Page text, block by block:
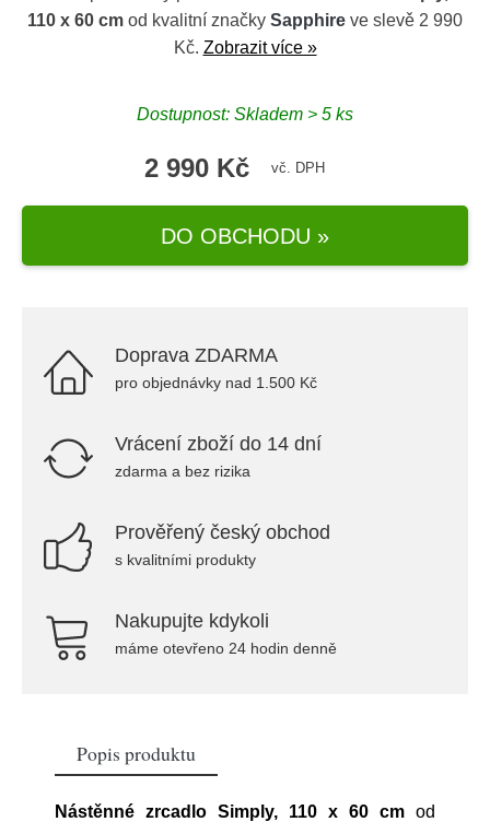
110 x 60 cm od kvalitní značky Sapphire ve slevě 2 990
Kč. Zobrazit více »
Dostupnost: Skladem > 5 ks
2 990 Kč vč. DPH
DO OBCHODU »
Doprava ZDARMA
pro objednávky nad 1.500 Kč
Vrácení zboží do 14 dní
zdarma a bez rizika
Prověřený český obchod
s kvalitními produkty
Nakupujte kdykoli
máme otevřeno 24 hodin denně
Popis produktu
Nástěnné zrcadlo Simply, 110 x 60 cm od